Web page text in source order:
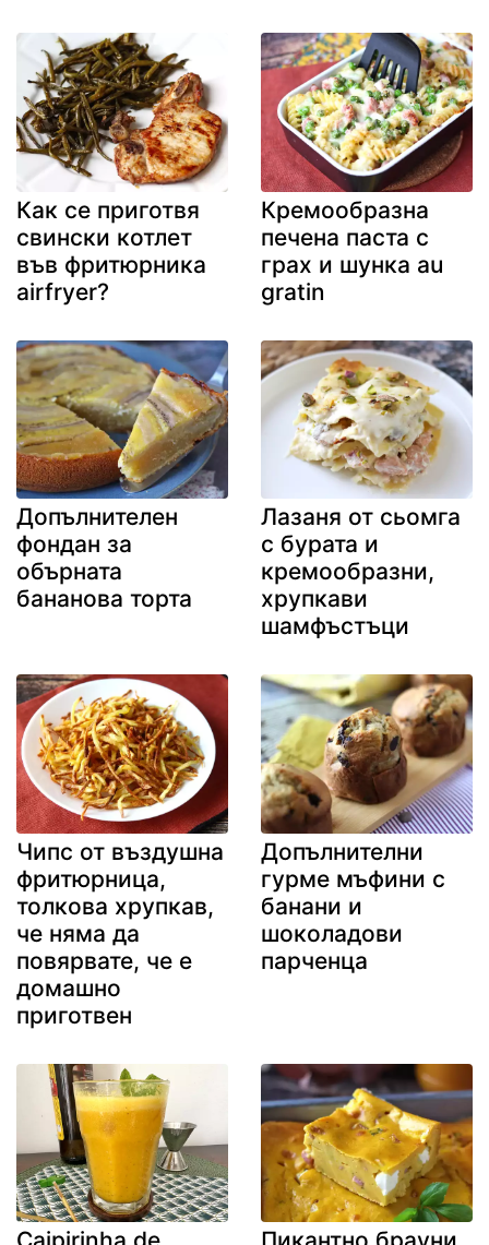
Как се приготвя
свински котлет
във фритюрника
airfryer?
Кремообразна
печена паста с
грах и шунка au
gratin
Допълнителен
фондан за
обърната
бананова торта
Лазаня от сьомга
с бурата и
кремообразни,
хрупкави
шамфъстъци
Чипс от въздушна
фритюрница,
толкова хрупкав,
че няма да
повярвате, че е
домашно
приготвен
Допълнителни
гурме мъфини с
банани и
шоколадови
парченца